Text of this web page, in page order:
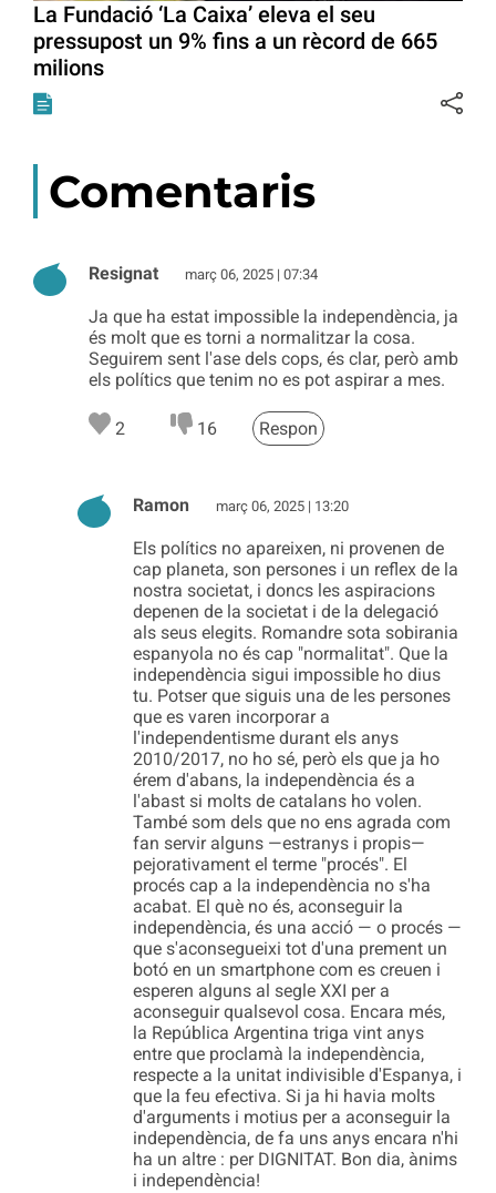
La Fundació ‘La Caixa’ eleva el seu
pressupost un 9% fins a un rècord de 665
milions
Comentaris
Resignat març 06, 2025 | 07:34
Ja que ha estat impossible la independència, ja
és molt que es torni a normalitzar la cosa.
Seguirem sent l'ase dels cops, és clar, però amb
els polítics que tenim no es pot aspirar a mes.
2 16 Respon
Ramon març 06, 2025 | 13:20
Els polítics no apareixen, ni provenen de
cap planeta, son persones i un reflex de la
nostra societat, i doncs les aspiracions
depenen de la societat i de la delegació
als seus elegits. Romandre sota sobirania
espanyola no és cap "normalitat". Que la
independència sigui impossible ho dius
tu. Potser que siguis una de les persones
que es varen incorporar a
l'independentisme durant els anys
2010/2017, no ho sé, però els que ja ho
érem d'abans, la independència és a
l'abast si molts de catalans ho volen.
També som dels que no ens agrada com
fan servir alguns —estranys i propis—
pejorativament el terme "procés". El
procés cap a la independència no s'ha
acabat. El què no és, aconseguir la
independència, és una acció — o procés —
que s'aconsegueixi tot d'una prement un
botó en un smartphone com es creuen i
esperen alguns al segle XXI per a
aconseguir qualsevol cosa. Encara més,
la República Argentina triga vint anys
entre que proclamà la independència,
respecte a la unitat indivisible d'Espanya, i
que la feu efectiva. Si ja hi havia molts
d'arguments i motius per a aconseguir la
independència, de fa uns anys encara n'hi
ha un altre : per DIGNITAT. Bon dia, ànims
i independència!